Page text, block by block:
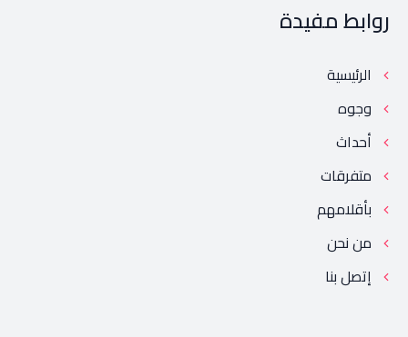
روابط مفيدة
الرئيسية
وجوه
أحداث
متفرقات
بأقلامهم
من نحن
إتصل بنا